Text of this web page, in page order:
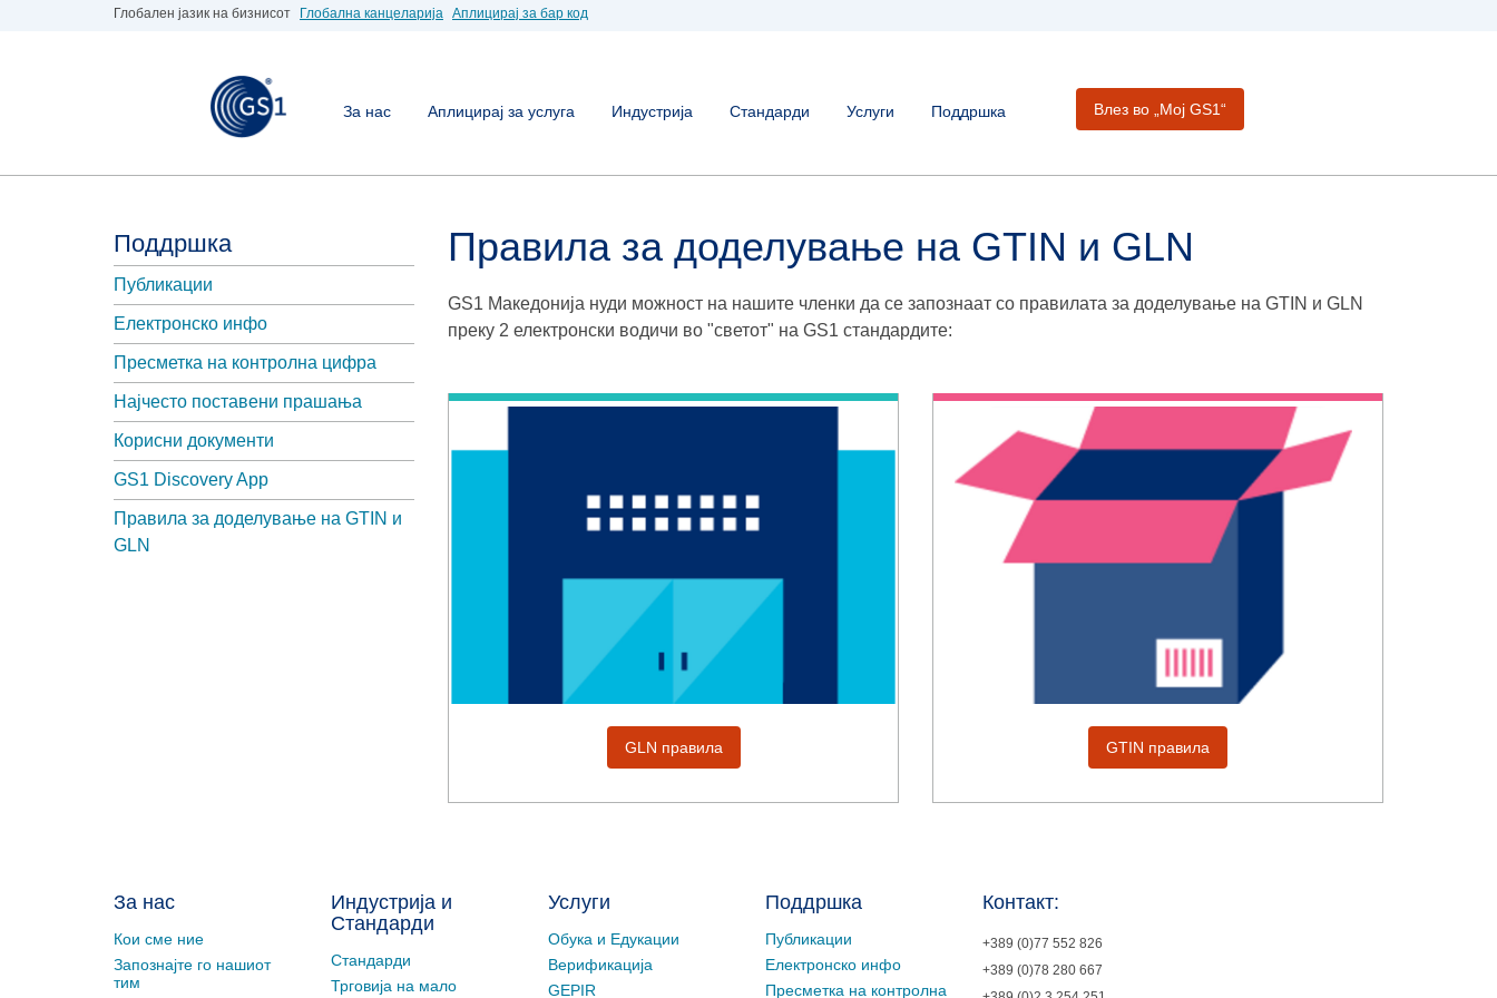
Глобален јазик на бизнисот Глобална канцеларија Аплицирај за бар код
За нас Аплицирај за услуга Индустрија Стандарди Услуги Поддршка Влез во „Moj GS1“
Поддршка
Публикации
Електронско инфо
Пресметка на контролна цифра
Најчесто поставени прашања
Корисни документи
GS1 Discovery App
Правила за доделување на GTIN и
GLN
Правила за доделување на GTIN и GLN
GS1 Македонија нуди можност на нашите членки да се запознаат со правилата за доделување на GTIN и GLN
преку 2 електронски водичи во "светот" нa GS1 стандардите:
GLN правила GTIN правила
За нас
Кои сме ние
Запознајте го нашиот
тим
Индустрија и
Стандарди
Стандарди
Трговија на мало
Услуги
Обука и Едукации
Верификација
GEPIR
Поддршка
Публикации
Електронско инфо
Пресметка на контролна
Контакт:
+389 (0)77 552 826
+389 (0)78 280 667